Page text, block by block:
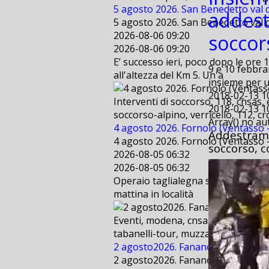
5 agosto 2026. San Benedetto val
5 agosto 2026. San Benedetto val
2026-08-06 09:20
2026-08-06 09:20
E’ successo ieri, poco dopo le
all'altezza del Km 5. Un'a
Interventi di soccorso, 118,
soccorso-alpino, verricello, 112,
4 agosto 2026. Fornolo (Ventasso
4 agosto 2026. Fornolo (Ventasso
2026-08-05 06:32
2026-08-05 06:32
Operaio taglialegna scivola per
mattina in località
Eventi, modena, cnsas, bologna,
tabanelli-tour, muzzarelli,
2 agosto2026. Fanano (MO) .
2 agosto2026. Fanano (MO) .
9 e 10
insieme per
2018-02-13
2018-02-13
Array() no
soccorso,